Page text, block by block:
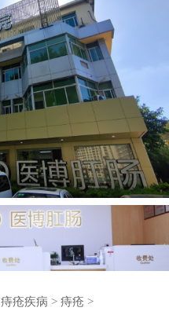
痔疮疾病 > 痔疮 >